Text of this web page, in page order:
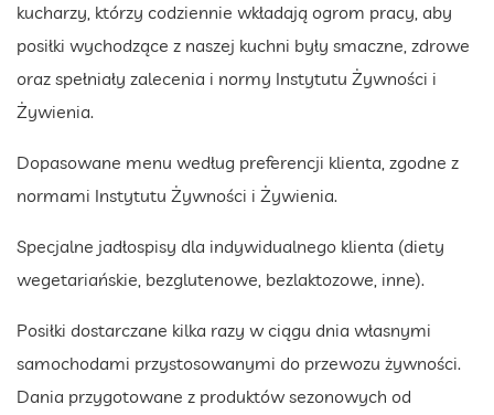
kucharzy, którzy codziennie wkładają ogrom pracy, aby
posiłki wychodzące z naszej kuchni były smaczne, zdrowe
oraz spełniały zalecenia i normy Instytutu Żywności i
Żywienia.
Dopasowane menu według preferencji klienta, zgodne z
normami Instytutu Żywności i Żywienia.
Specjalne jadłospisy dla indywidualnego klienta (diety
wegetariańskie, bezglutenowe, bezlaktozowe, inne).
Posiłki dostarczane kilka razy w ciągu dnia własnymi
samochodami przystosowanymi do przewozu żywności.
Dania przygotowane z produktów sezonowych od